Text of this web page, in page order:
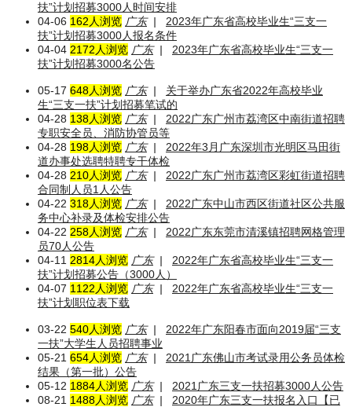
扶”计划招募3000人时间安排
04-06 162人浏览 广东|
2023年广东省高校毕业生“三支一
扶”计划招募3000人报名条件
04-04 2172人浏览 广东|
2023年广东省高校毕业生“三支一
扶”计划招募3000名公告
05-17 648人浏览 广东|
关于举办广东省2022年高校毕业
生“三支一扶”计划招募笔试的
04-28 138人浏览 广东|
2022广东广州市荔湾区中南街道招聘
专职安全员、消防协管员等
04-28 198人浏览 广东|
2022年3月广东深圳市光明区马田街
道办事处选聘特聘专干体检
04-28 210人浏览 广东|
2022广东广州市荔湾区彩虹街道招聘
合同制人员1人公告
04-22 318人浏览 广东|
2022广东中山市西区街道社区公共服
务中心补录及体检安排公告
04-22 258人浏览 广东|
2022广东东莞市清溪镇招聘网格管理
员70人公告
04-11 2814人浏览 广东|
2022年广东省高校毕业生“三支一
扶”计划招募公告（3000人）
04-07 1122人浏览 广东|
2022年广东省高校毕业生“三支一
扶”计划职位表下载
03-22 540人浏览 广东|
2022年广东阳春市面向2019届“三支
一扶”大学生人员招聘事业
05-21 654人浏览 广东|
2021广东佛山市考试录用公务员体检
结果（第一批）公告
05-12 1884人浏览 广东|
2021广东三支一扶招募3000人公告
08-21 1488人浏览 广东|
2020年广东三支一扶报名入口【已